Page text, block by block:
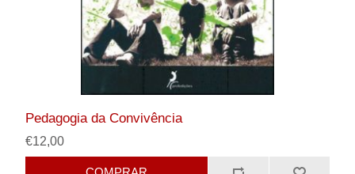
Pedagogia da Convivência
€12,00